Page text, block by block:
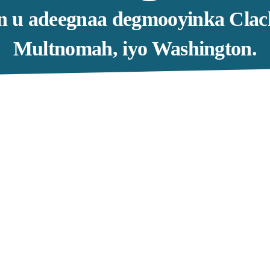
u adeegnaa degmooyinka
Multnomah, iyo Washington.